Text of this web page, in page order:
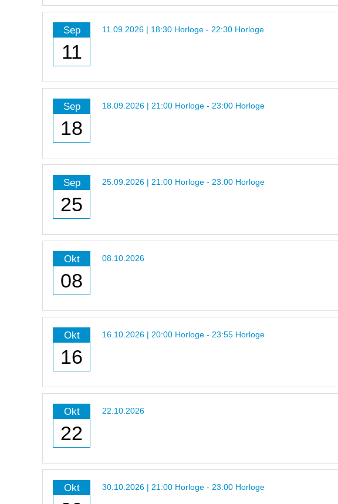
Sep
11
11.09.2026 | 18:30 Horloge - 22:30 Horloge
Sep
18
18.09.2026 | 21:00 Horloge - 23:00 Horloge
Sep
25
25.09.2026 | 21:00 Horloge - 23:00 Horloge
Okt
08
08.10.2026
Okt
16
16.10.2026 | 20:00 Horloge - 23:55 Horloge
Okt
22
22.10.2026
Okt 30.10.2026 | 21:00 Horloge - 23:00 Horloge